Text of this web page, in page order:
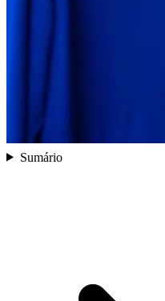
Sumário